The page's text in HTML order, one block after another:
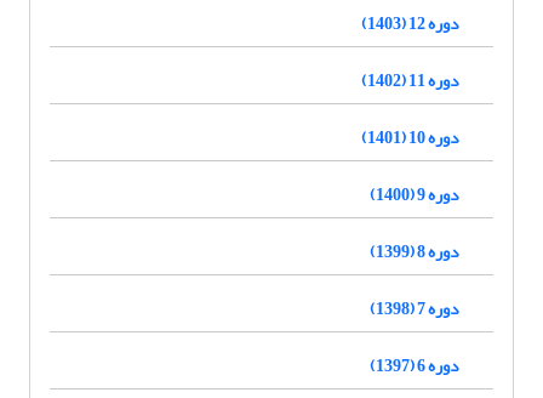
دوره 12 (1403)
دوره 11 (1402)
دوره 10 (1401)
دوره 9 (1400)
دوره 8 (1399)
دوره 7 (1398)
دوره 6 (1397)